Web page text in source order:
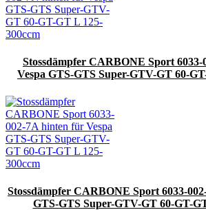
Stossdämpfer CARBONE Sport
Vespa GTS-GTS Super-GTV-GT 60-
Stossdämpfer CARBONE Sport 6033-
GTS-GTS Super-GTV-GT 60-GT-